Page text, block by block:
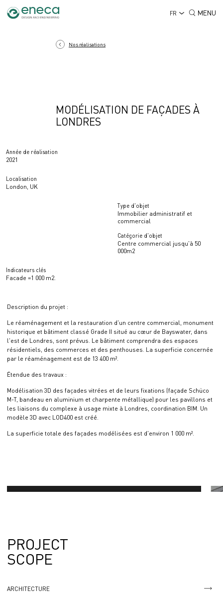
FR MENU
Année de réalisation
2021
Localisation
London, UK
Type d'objet
Immobilier administratif et
commercial
Catégorie d'objet
Centre commercial jusqu'à 50
000m2
Indicateurs clés
Facade =1 000 m2.
Nos réalisations
MODÉLISATION DE FAÇADES À
LONDRES
Description du projet :
Le réaménagement et la restauration d'un centre commercial, monument
historique et bâtiment classé Grade II situé au cœur de Bayswater, dans
l'est de Londres, sont prévus. Le bâtiment comprendra des espaces
résidentiels, des commerces et des penthouses. La superficie concernée
par le réaménagement est de 13 400 m².
Étendue des travaux :
Modélisation 3D des façades vitrées et de leurs fixations (façade Schüco
M-T, bandeau en aluminium et charpente métallique) pour les pavillons et
les liaisons du complexe à usage mixte à Londres, coordination BIM. Un
modèle 3D avec LOD400 est créé.
La superficie totale des façades modélisées est d'environ 1 000 m².
PROJECT
SCOPE
ARCHITECTURE